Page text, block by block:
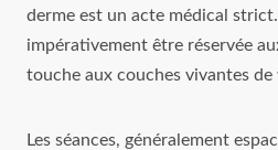
derme est un acte médical
impérativement être réservée
touche aux couches vivantes de
Les séances, généralement